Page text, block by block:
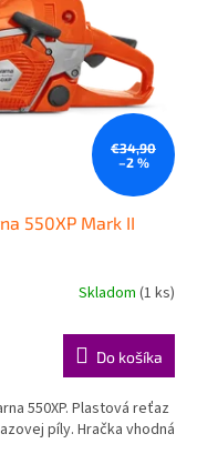
€34,90
–2 %
550XP Mark II
Skladom (1 ks)
Do košíka
550XP. Plastová reťaz
píly. Hračka vhodná